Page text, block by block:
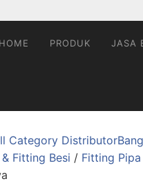
HOME PRODUK JASA
Category
Fitting Besi / Fitting